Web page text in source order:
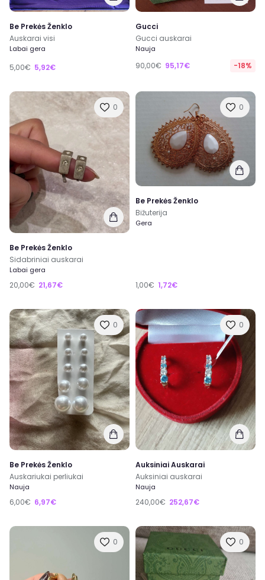
Be Prekės Ženklo
Auskarai visi
Labai gera
5,00€ 5,92€
Gucci
Gucci auskarai
Nauja
90,00€ 95,17€ -18%
0
Be Prekės Ženklo
Sidabriniai auskarai
Labai gera
20,00€ 21,67€
0
Be Prekės Ženklo
Bižuterija
Gera
1,00€ 1,72€
0
Be Prekės Ženklo
Auskariukai perliukai
Nauja
6,00€ 6,97€
0
Auksiniai Auskarai
Auksiniai auskarai
Nauja
240,00€ 252,67€
0 0